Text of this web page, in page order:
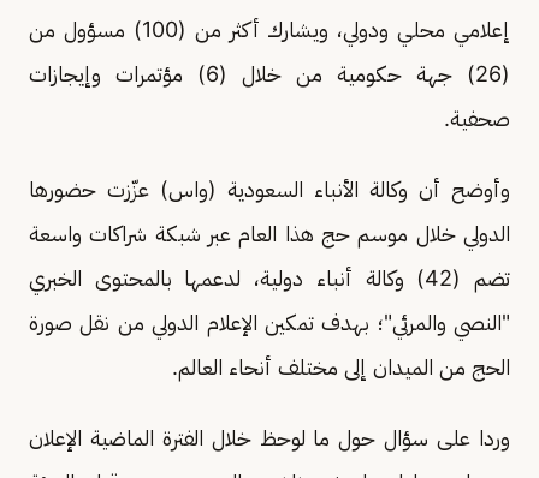
إعلامي محلي ودولي، ويشارك أكثر من (100) مسؤول من
(26) جهة حكومية من خلال (6) مؤتمرات وإيجازات
صحفية.
وأوضح أن وكالة الأنباء السعودية (واس) عزّزت حضورها
الدولي خلال موسم حج هذا العام عبر شبكة شراكات واسعة
تضم (42) وكالة أنباء دولية، لدعمها بالمحتوى الخبري
"النصي والمرئي"؛ بهدف تمكين الإعلام الدولي من نقل صورة
الحج من الميدان إلى مختلف أنحاء العالم.
وردا على سؤال حول ما لوحظ خلال الفترة الماضية الإعلان